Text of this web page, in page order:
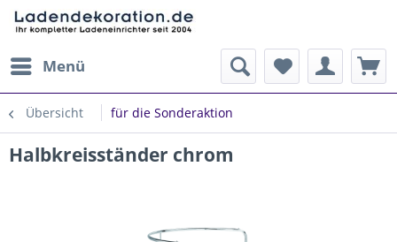
Menü
Übersicht für die Sonderaktion
Halbkreisständer chrom